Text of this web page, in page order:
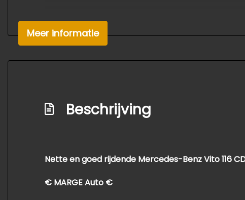
Meer informatie
Beschrijving
Nette en goed rijdende Mercedes-Benz Vito 116
€ MARGE Auto €